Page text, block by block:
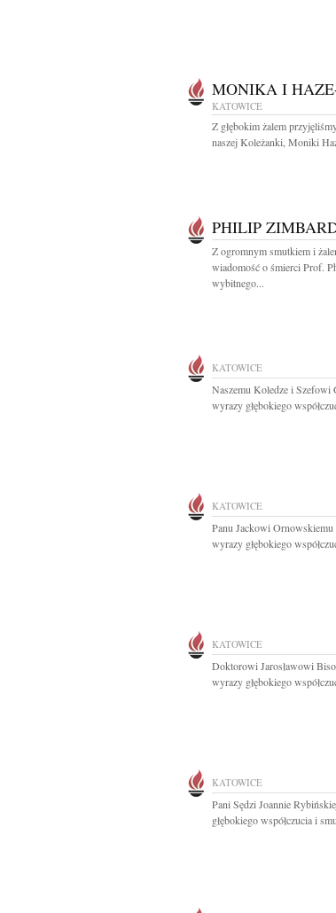
MONIKA I
KATOWICE
Z głębokim żalem
naszej Koleżanki, Moniki
PHILIP
Z ogromnym smutkiem i
wiadomość o śmierci Prof.
wybitnego...
KATOWICE
Naszemu Koledze i Szefowi
wyrazy głębokiego
KATOWICE
Panu Jackowi Ornowskiemu
wyrazy głębokiego
KATOWICE
Doktorowi Jarosławowi
wyrazy głębokiego
KATOWICE
Pani Sędzi Joannie
głębokiego współczucia i